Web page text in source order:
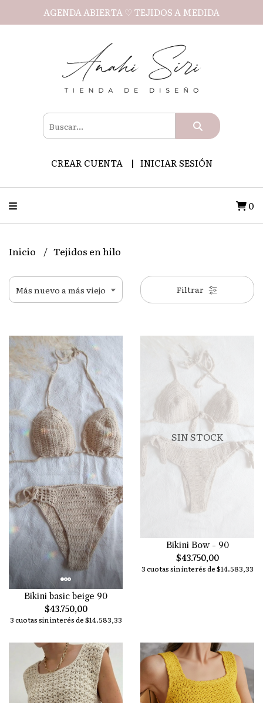
AGENDA ABIERTA ♡ TEJIDOS A MEDIDA
CREAR CUENTA INICIAR SESIÓN
0
Inicio Tejidos en hilo
Filtrar
Bikini basic beige 90
$43.750,00
3 cuotas sin interés de $14.583,33
SIN STOCK
Bikini Bow - 90
$43.750,00
3 cuotas sin interés de $14.583,33